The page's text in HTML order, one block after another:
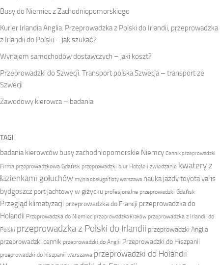
Busy do Niemiec z Zachodniopomorskiego
Kurier Irlandia Anglia. Przeprowadzka z Polski do Irlandii, przeprowadzka
z Irlandii do Polski – jak szukać?
Wynajem samochodów dostawczych – jaki koszt?
Przeprowadzki do Szwecji. Transport polska Szwecja – transport ze
Szwecji
Zawodowy kierowca – badania
TAGI
badania kierowców busy zachodniopomorskie Niemcy Cennik przeprowadzki
Firma przeprowadzkowa Gdańsk przeprowadzki biur Hotele i zwiedzanie kwatery z
łazienkami gołuchów myjnia obsługa floty warszawa nauka jazdy toyota yaris
bydgoszcz port jachtowy w giżycku profesjonalne przeprowadzki Gdańsk
Przegląd klimatyzacji przeprowadzka do Francji przeprowadzka do
Holandii Przeprowadzka do Niemiec przeprowadzka Kraków przeprowadzka z Irlandii do
Polski przeprowadzka z Polski do Irlandii przeprowadzki Anglia
przeprowadzki cennik przeprowadzki do Anglii Przeprowadzki do Hiszpanii
przeprowadzki do hiszpanii warszawa przeprowadzki do Holandii